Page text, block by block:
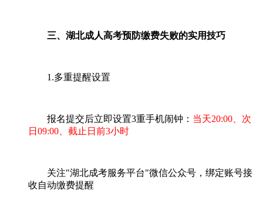
三、湖北成人高考预防缴费失败的实用技巧
1.多重提醒设置
报名提交后立即设置3重手机闹钟： 当天20:00、次
日09:00、截止日前3小时
关注"湖北成考服务平台"微信公众号，绑定账号接
收自动缴费提醒